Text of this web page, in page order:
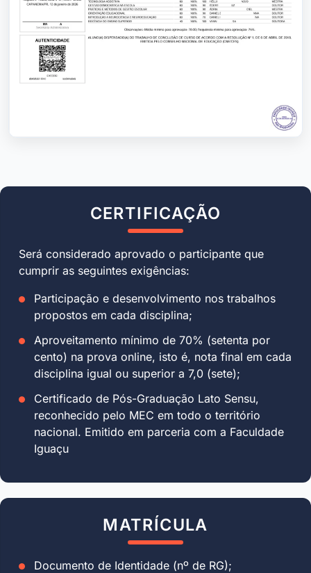
CERTIFICAÇÃO
Será considerado aprovado o participante que
cumprir as seguintes exigências:
Participação e desenvolvimento nos trabalhos
propostos em cada disciplina;
Aproveitamento mínimo de 70% (setenta por
cento) na prova online, isto é, nota final em cada
disciplina igual ou superior a 7,0 (sete);
Certificado de Pós-Graduação Lato Sensu,
reconhecido pelo MEC em todo o território
nacional. Emitido em parceria com a Faculdade
Iguaçu
MATRÍCULA
Documento de Identidade (nº de RG);